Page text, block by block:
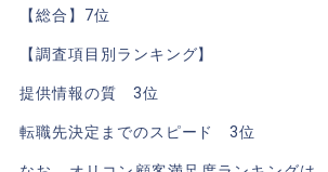
【総合】7位
【調査項目別ランキング】
提供情報の質 3位
転職先決定までのスピード 3位